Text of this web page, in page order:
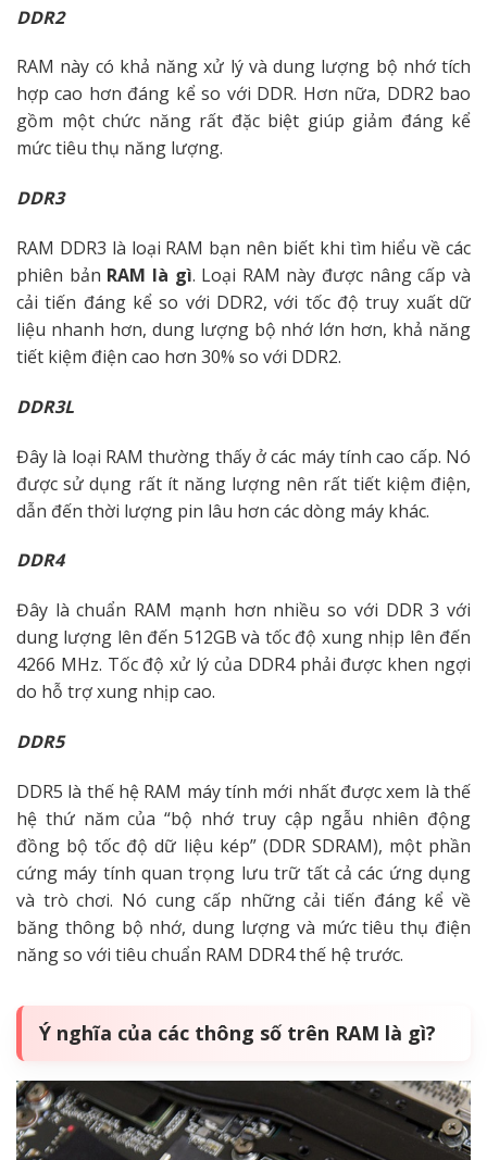
DDR2
RAM này có khả năng xử lý và dung lượng bộ nhớ tích
hợp cao hơn đáng kể so với DDR. Hơn nữa, DDR2 bao
gồm một chức năng rất đặc biệt giúp giảm đáng kể
mức tiêu thụ năng lượng.
DDR3
RAM DDR3 là loại RAM bạn nên biết khi tìm hiểu về các
phiên bản RAM là gì. Loại RAM này được nâng cấp và
cải tiến đáng kể so với DDR2, với tốc độ truy xuất dữ
liệu nhanh hơn, dung lượng bộ nhớ lớn hơn, khả năng
tiết kiệm điện cao hơn 30% so với DDR2.
DDR3L
Đây là loại RAM thường thấy ở các máy tính cao cấp. Nó
được sử dụng rất ít năng lượng nên rất tiết kiệm điện,
dẫn đến thời lượng pin lâu hơn các dòng máy khác.
DDR4
Đây là chuẩn RAM mạnh hơn nhiều so với DDR 3 với
dung lượng lên đến 512GB và tốc độ xung nhịp lên đến
4266 MHz. Tốc độ xử lý của DDR4 phải được khen ngợi
do hỗ trợ xung nhịp cao.
DDR5
DDR5 là thế hệ RAM máy tính mới nhất được xem là thế
hệ thứ năm của “bộ nhớ truy cập ngẫu nhiên động
đồng bộ tốc độ dữ liệu kép” (DDR SDRAM), một phần
cứng máy tính quan trọng lưu trữ tất cả các ứng dụng
và trò chơi. Nó cung cấp những cải tiến đáng kể về
băng thông bộ nhớ, dung lượng và mức tiêu thụ điện
năng so với tiêu chuẩn RAM DDR4 thế hệ trước.
Ý nghĩa của các thông số trên RAM là gì?